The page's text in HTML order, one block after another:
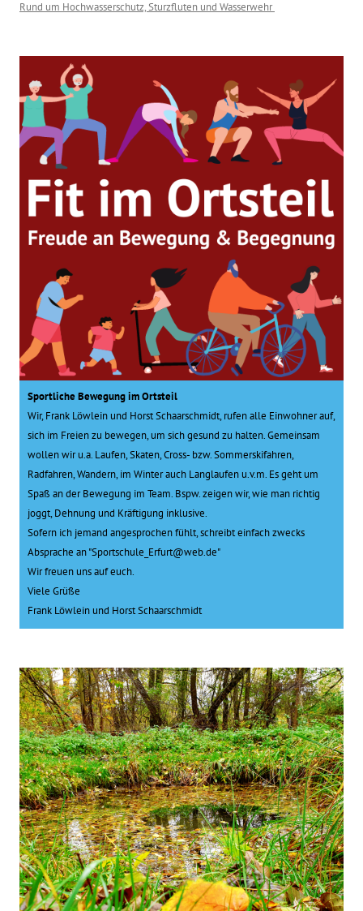
Rund um Hochwasserschutz, Sturzfluten und Wasserwehr
Sportliche Bewegung im Ortsteil
Wir, Frank Löwlein und Horst Schaarschmidt, rufen alle Einwohner auf,
sich im Freien zu bewegen, um sich gesund zu halten. Gemeinsam
wollen wir u.a. Laufen, Skaten, Cross- bzw. Sommerskifahren,
Radfahren, Wandern, im Winter auch Langlaufen u.v.m. Es geht um
Spaß an der Bewegung im Team. Bspw. zeigen wir, wie man richtig
joggt, Dehnung und Kräftigung inklusive.
Sofern ich jemand angesprochen fühlt, schreibt einfach zwecks
Absprache an "Sportschule_Erfurt@web.de"
Wir freuen uns auf euch.
Viele Grüße
Frank Löwlein und Horst Schaarschmidt